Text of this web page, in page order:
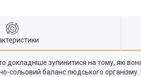
зупинитися на тому, які
сольовий баланс людського